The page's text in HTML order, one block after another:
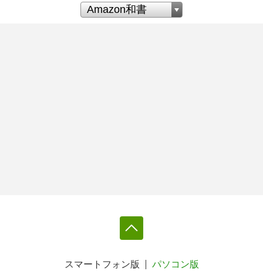
スマートフォン版 パソコン版